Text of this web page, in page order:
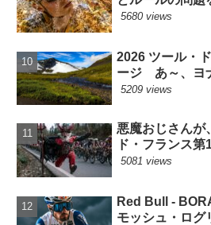
5680 views
2026 ツール・
ージ あ～、ヨ
5209 views
悪魔おじさんが
ド・フランス
5081 views
Red Bull -
モッシュ・ログ